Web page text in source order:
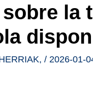
la
, / 2026-01-